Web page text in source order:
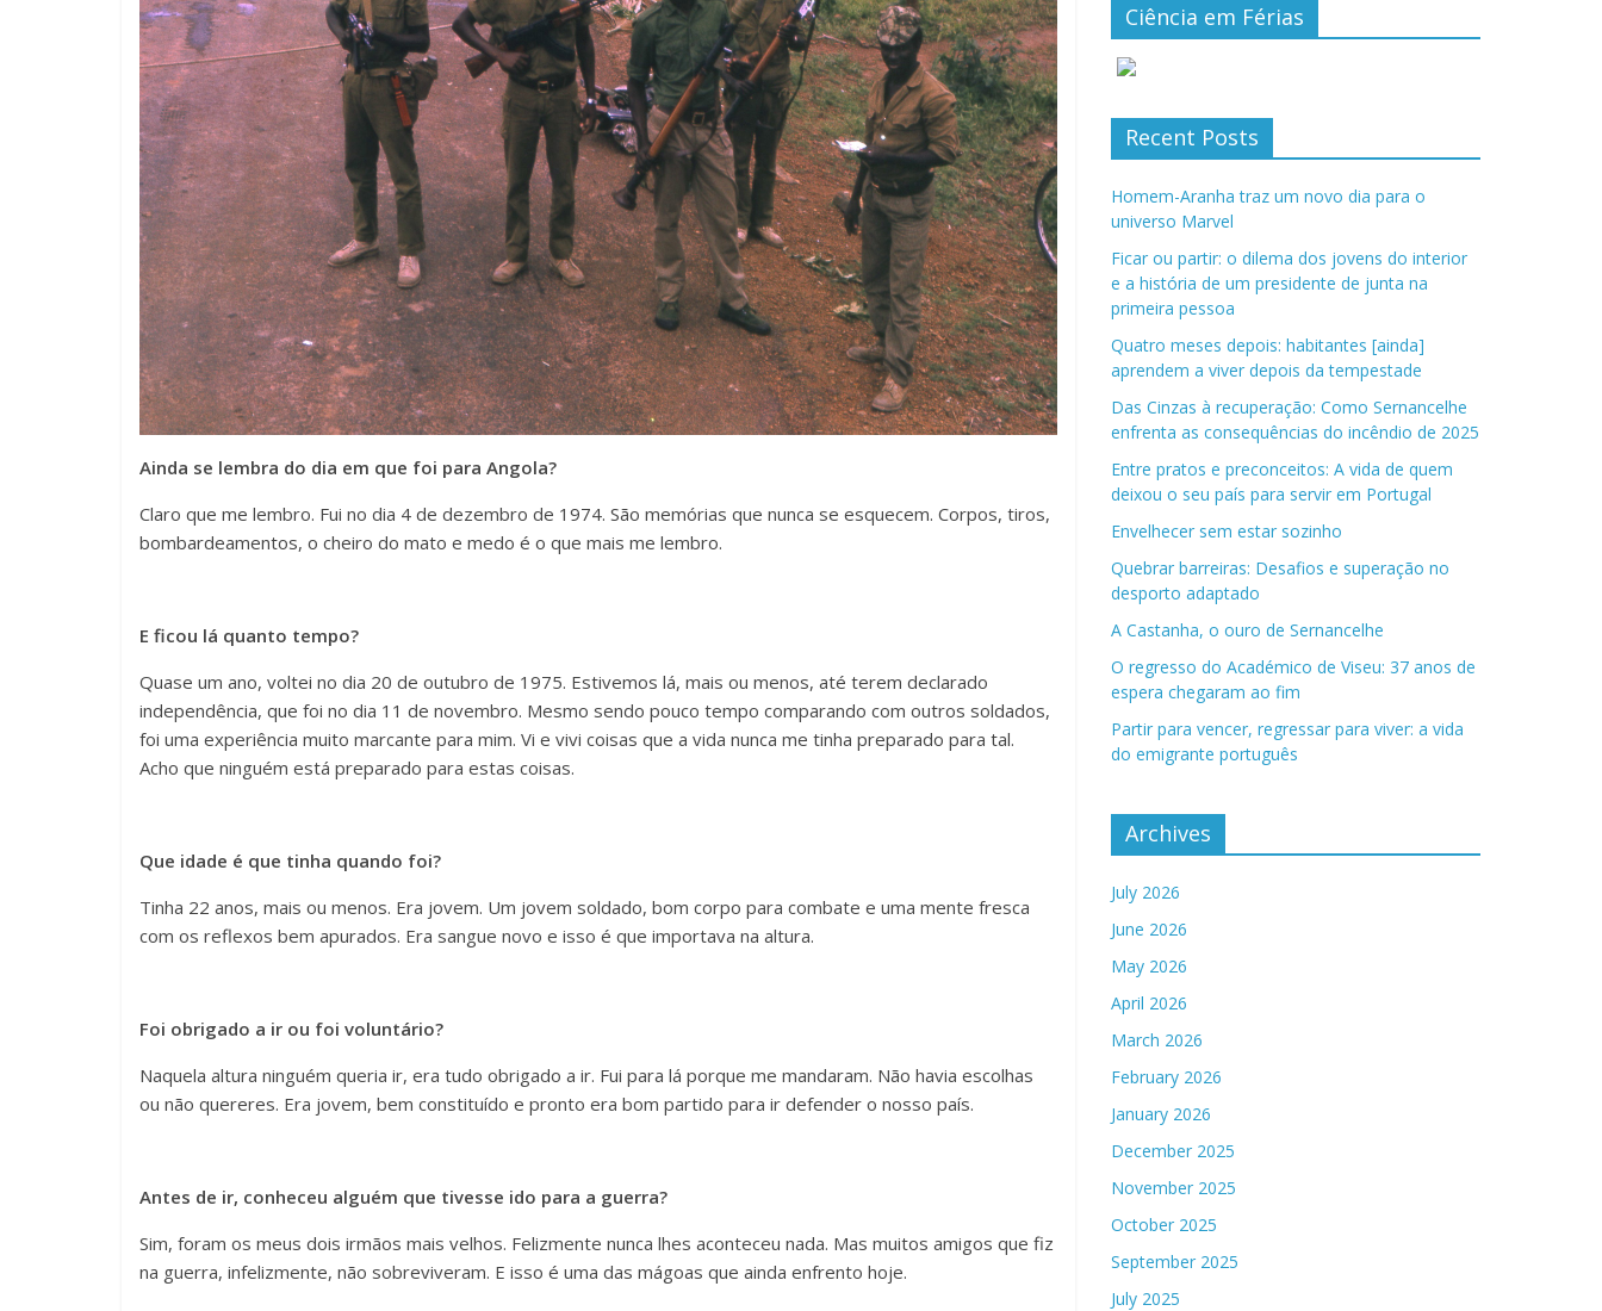
Ainda se lembra do dia em que foi para Angola?
Claro que me lembro. Fui no dia 4 de dezembro de 1974. São memórias que nunca se esquecem. Corpos, tiros,
bombardeamentos, o cheiro do mato e medo é o que mais me lembro.
E ficou lá quanto tempo?
Quase um ano, voltei no dia 20 de outubro de 1975. Estivemos lá, mais ou menos, até terem declarado
independência, que foi no dia 11 de novembro. Mesmo sendo pouco tempo comparando com outros soldados,
foi uma experiência muito marcante para mim. Vi e vivi coisas que a vida nunca me tinha preparado para tal.
Acho que ninguém está preparado para estas coisas.
Que idade é que tinha quando foi?
Tinha 22 anos, mais ou menos. Era jovem. Um jovem soldado, bom corpo para combate e uma mente fresca
com os reflexos bem apurados. Era sangue novo e isso é que importava na altura.
Foi obrigado a ir ou foi voluntário?
Naquela altura ninguém queria ir, era tudo obrigado a ir. Fui para lá porque me mandaram. Não havia escolhas
ou não quereres. Era jovem, bem constituído e pronto era bom partido para ir defender o nosso país.
Antes de ir, conheceu alguém que tivesse ido para a guerra?
Sim, foram os meus dois irmãos mais velhos. Felizmente nunca lhes aconteceu nada. Mas muitos amigos que fiz
na guerra, infelizmente, não sobreviveram. E isso é uma das mágoas que ainda enfrento hoje.
Ciência em Férias
Recent Posts
Homem-Aranha traz um novo dia para o
universo Marvel
Ficar ou partir: o dilema dos jovens do interior
e a história de um presidente de junta na
primeira pessoa
Quatro meses depois: habitantes [ainda]
aprendem a viver depois da tempestade
Das Cinzas à recuperação: Como Sernancelhe
enfrenta as consequências do incêndio de 2025
Entre pratos e preconceitos: A vida de quem
deixou o seu país para servir em Portugal
Envelhecer sem estar sozinho
Quebrar barreiras: Desafios e superação no
desporto adaptado
A Castanha, o ouro de Sernancelhe
O regresso do Académico de Viseu: 37 anos de
espera chegaram ao fim
Partir para vencer, regressar para viver: a vida
do emigrante português
Archives
July 2026
June 2026
May 2026
April 2026
March 2026
February 2026
January 2026
December 2025
November 2025
October 2025
September 2025
July 2025